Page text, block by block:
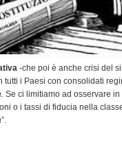
-che poi è anche crisi del
i Paesi con consolidati
. Se ci limitiamo ad osservare
o i tassi di fiducia nella
”.